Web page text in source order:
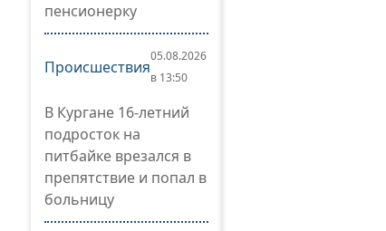
пенсионерку
Происшествия
05.08.2026
в 13:50
В Кургане 16-летний
подросток на
питбайке врезался в
препятствие и попал в
больницу